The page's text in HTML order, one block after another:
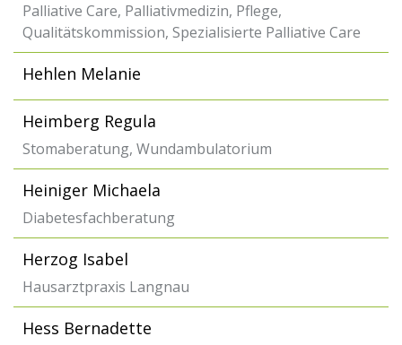
Palliative Care, Palliativmedizin, Pflege,
Qualitätskommission, Spezialisierte Palliative Care
Hehlen Melanie
Heimberg Regula
Stomaberatung, Wundambulatorium
Heiniger Michaela
Diabetesfachberatung
Herzog Isabel
Hausarztpraxis Langnau
Hess Bernadette